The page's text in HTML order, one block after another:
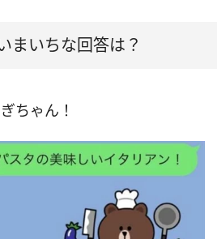
いちな回答は？
ちゃん！